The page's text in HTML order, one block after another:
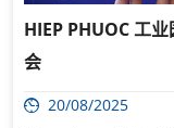
HIEP PHUOC 工
会
20/08/2025